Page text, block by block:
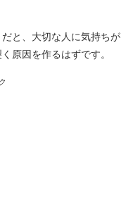
と、大切な人に気持ちが
原因を作るはずです。